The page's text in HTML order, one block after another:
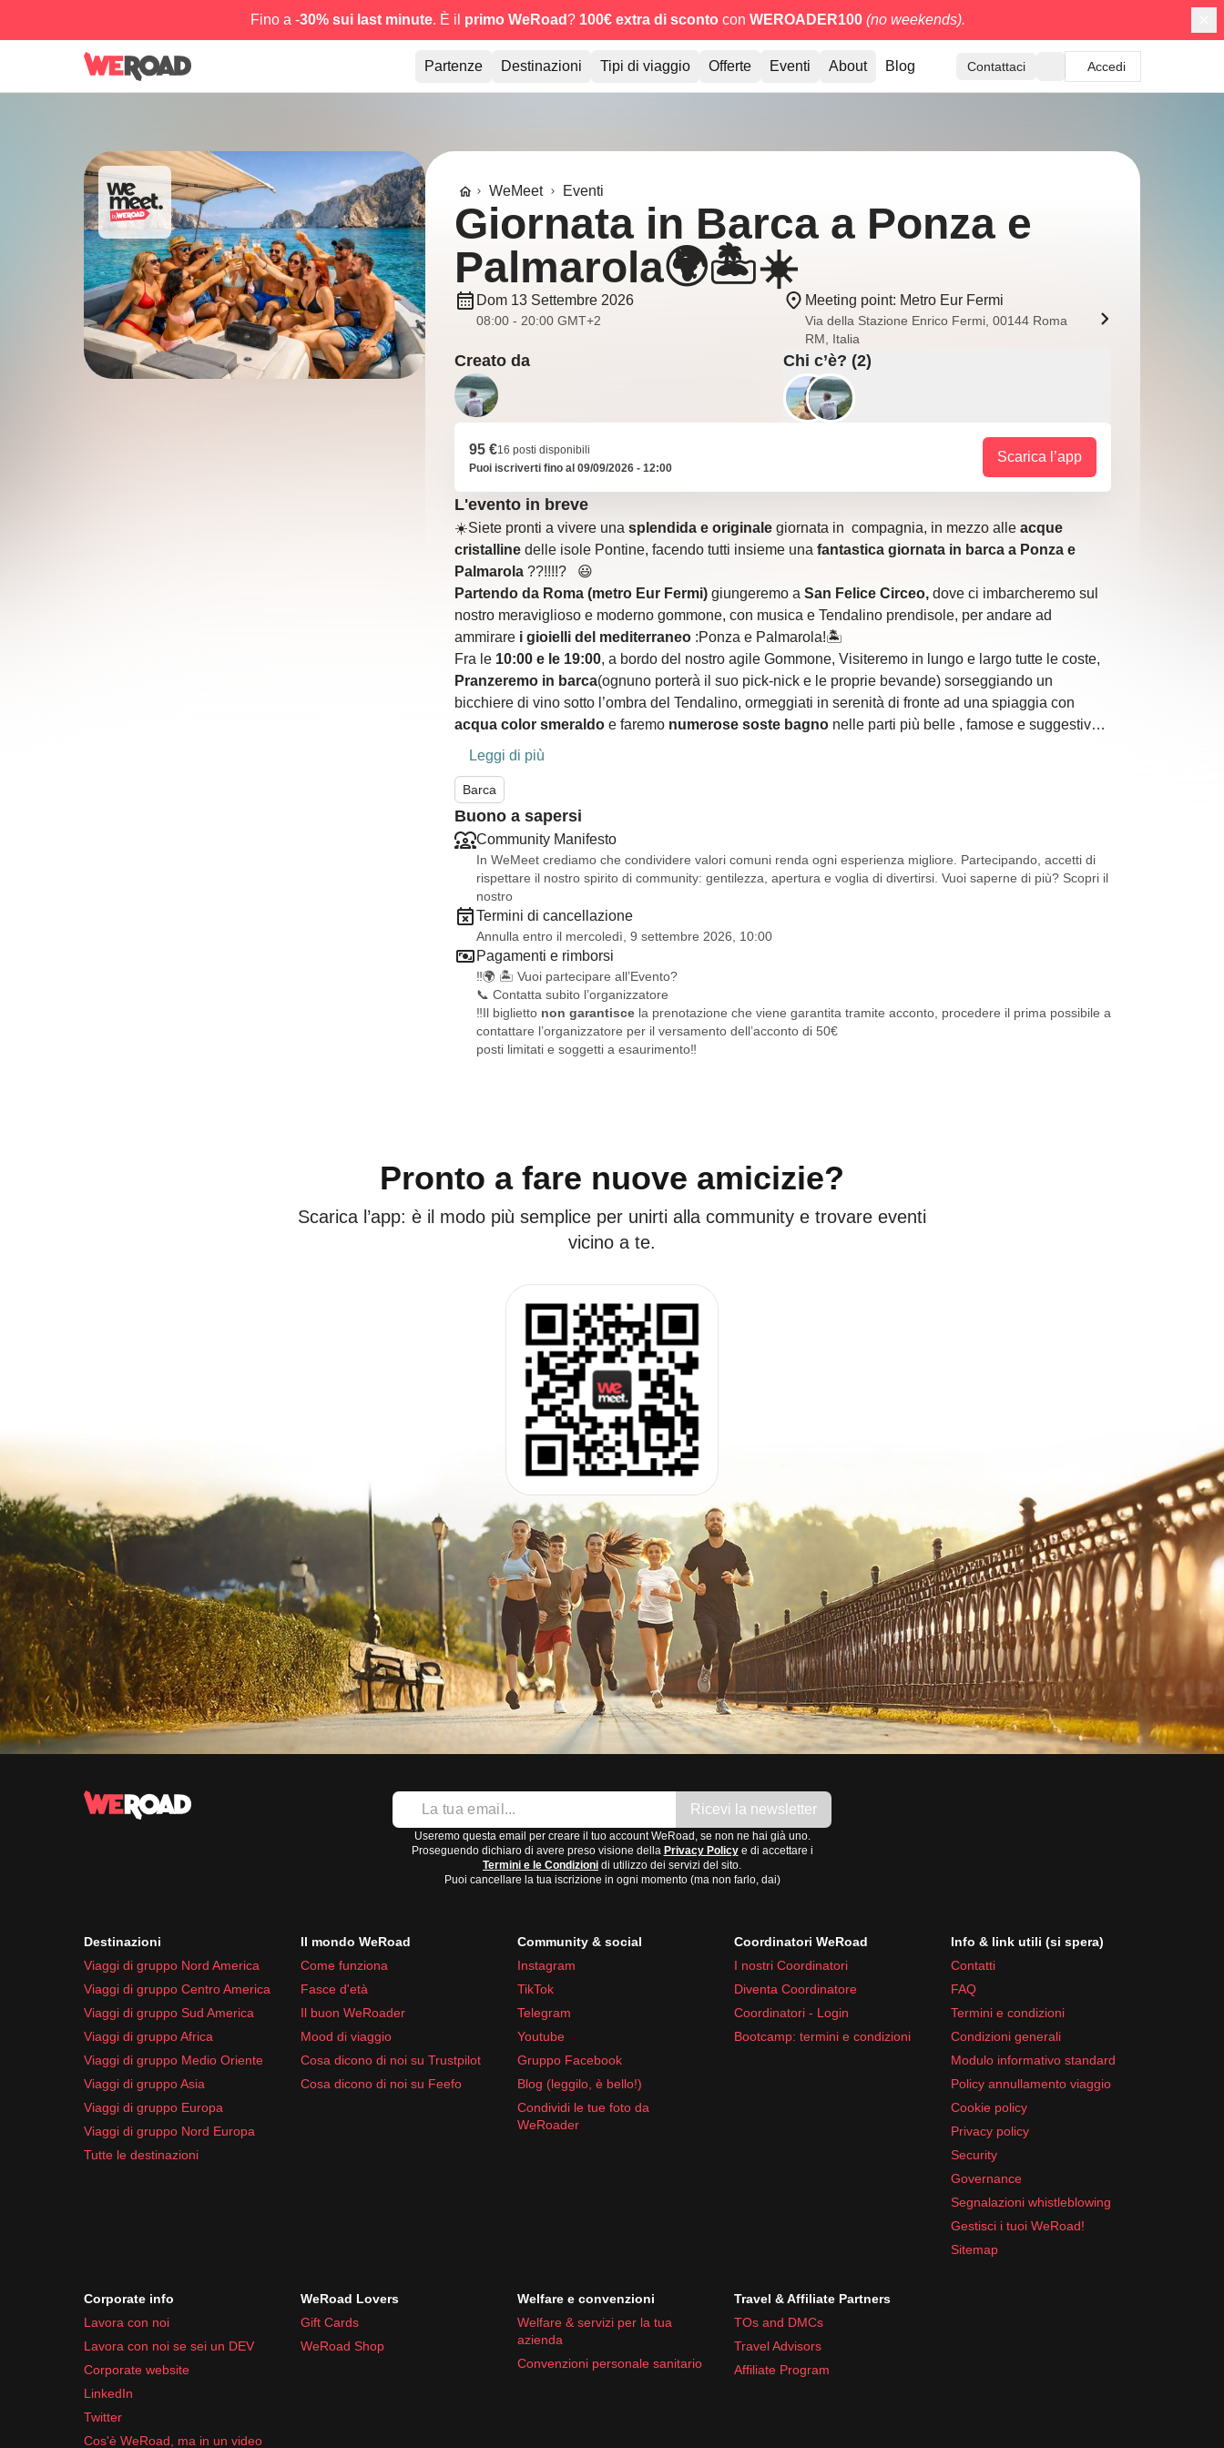
Fino a -30% sui last minute. È il primo WeRoad? 100€ extra di scontocon WEROADER100 (no weekends).
Partenze Destinazioni Tipi di viaggio Offerte Eventi About Blog Contattaci Accedi
WeMeet Eventi
Giornata in Barca a Ponza e
Palmarola🌍🏝️☀️
Dom 13 Settembre 2026
08:00 - 20:00 GMT+2
Meeting point: Metro Eur Fermi
Via della Stazione Enrico Fermi, 00144 Roma
RM, Italia
Creato da Chi c’è? (2)
95 €16 posti disponibili
Puoi iscriverti fino al 09/09/2026 - 12:00
Scarica l’app
L'evento in breve
☀️Siete pronti a vivere una splendida e originale giornata in compagnia, in mezzo alle acque
cristalline delle isole Pontine, facendo tutti insieme una fantastica giornata in barca a Ponza e
Palmarola ??!!!!? 😃
Partendo da Roma (metro Eur Fermi) giungeremo a San Felice Circeo, dove ci imbarcheremo sul
nostro meraviglioso e moderno gommone, con musica e Tendalino prendisole, per andare ad
ammirare i gioielli del mediterraneo :Ponza e Palmarola!🏝️
Fra le 10:00 e le 19:00, a bordo del nostro agile Gommone, Visiteremo in lungo e largo tutte le coste,
Pranzeremo in barca(ognuno porterà il suo pick-nick e le proprie bevande) sorseggiando un
bicchiere di vino sotto l’ombra del Tendalino, ormeggiati in serenità di fronte ad una spiaggia con
acqua color smeraldo e faremo numerose soste bagno nelle parti più belle , famose e suggestive
di entrambe le isole, come le
pendici, la stupenda
cque cristalline e paradisiache
alla nostra agile imbarcazione riusciremo a vedere!
Leggi di più
Barca
Buono a sapersi
Community Manifesto
In WeMeet crediamo che condividere valori comuni renda ogni esperienza migliore. Partecipando, accetti di
rispettare il nostro spirito di community: gentilezza, apertura e voglia di divertirsi. Vuoi saperne di più? Scopri il
nostro
Termini di cancellazione
Annulla entro il mercoledì, 9 settembre 2026, 10:00
Pagamenti e rimborsi
‼️🌍 🏝️ Vuoi partecipare all’Evento?
📞 Contatta subito l’organizzatore
‼️Il biglietto non garantisce la prenotazione che viene garantita tramite acconto, procedere il prima possibile a
contattare l’organizzatore per il versamento dell’acconto di 50€
posti limitati e soggetti a esaurimento‼️
Pronto a fare nuove amicizie?
Scarica l’app: è il modo più semplice per unirti alla community e trovare eventi
vicino a te.
Ricevi la newsletter
Useremo questa email per creare il tuo account WeRoad, se non ne hai già uno.
Proseguendo dichiaro di avere preso visione della Privacy Policye di accettare i
Termini e le Condizioni di utilizzo dei servizi del sito.
Puoi cancellare la tua iscrizione in ogni momento (ma non farlo, dai)
Destinazioni
Viaggi di gruppo Nord America
Viaggi di gruppo Centro America
Viaggi di gruppo Sud America
Viaggi di gruppo Africa
Viaggi di gruppo Medio Oriente
Viaggi di gruppo Asia
Viaggi di gruppo Europa
Viaggi di gruppo Nord Europa
Tutte le destinazioni
Il mondo WeRoad
Come funziona
Fasce d'età
Il buon WeRoader
Mood di viaggio
Cosa dicono di noi su Trustpilot
Cosa dicono di noi su Feefo
Community & social
Instagram
TikTok
Telegram
Youtube
Gruppo Facebook
Blog (leggilo, è bello!)
Condividi le tue foto da
WeRoader
Coordinatori WeRoad
I nostri Coordinatori
Diventa Coordinatore
Coordinatori - Login
Bootcamp: termini e condizioni
Info & link utili (si spera)
Contatti
FAQ
Termini e condizioni
Condizioni generali
Modulo informativo standard
Policy annullamento viaggio
Cookie policy
Privacy policy
Security
Governance
Segnalazioni whistleblowing
Gestisci i tuoi WeRoad!
Sitemap
Corporate info
Lavora con noi
Lavora con noi se sei un DEV
Corporate website
LinkedIn
Twitter
Cos'è WeRoad, ma in un video
WeRoad Lovers
Gift Cards
WeRoad Shop
Welfare e convenzioni
Welfare & servizi per la tua
azienda
Convenzioni personale sanitario
Travel & Affiliate Partners
TOs and DMCs
Travel Advisors
Affiliate Program